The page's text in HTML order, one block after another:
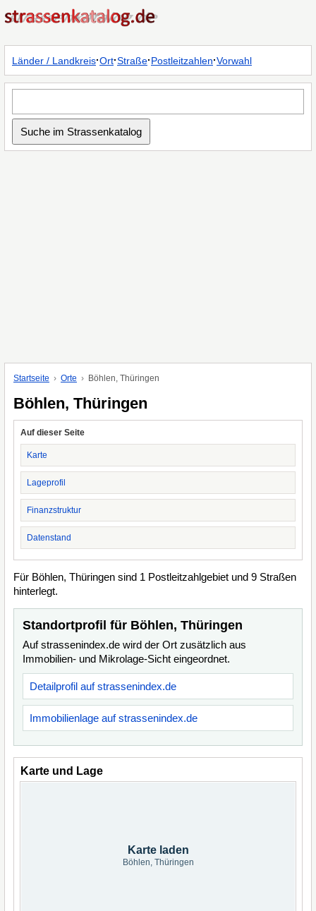
Länder / Landkreis·Ort·Straße·Postleitzahlen·Vorwahl
Startseite Orte Böhlen, Thüringen
Böhlen, Thüringen
Auf dieser Seite
Karte
Lageprofil
Finanzstruktur
Datenstand
Für Böhlen, Thüringen sind 1 Postleitzahlgebiet und 9 Straßen
hinterlegt.
Standortprofil für Böhlen, Thüringen
Auf strassenindex.de wird der Ort zusätzlich aus
Immobilien- und Mikrolage-Sicht eingeordnet.
Detailprofil auf strassenindex.de
Immobilienlage auf strassenindex.de
Karte und Lage
Karte laden
Böhlen, Thüringen